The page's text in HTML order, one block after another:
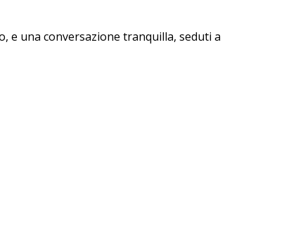
e una conversazione tranquilla, seduti a